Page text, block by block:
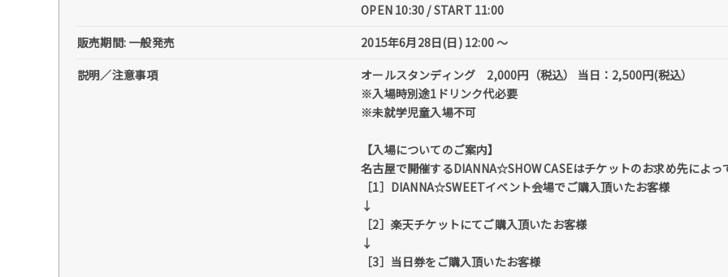
OPEN 10:30 / START 11:00
販売期間: 一般発売
2015年6月28日(日) 12:00 ～
説明／注意事項
オールスタンディング 2,000円（税込） 当日：2,500円(税込）
※入場時別途1ドリンク代必要
※未就学児童入場不可
【入場についてのご案内】
名古屋で開催するDIANNA☆SHOW CASEはチケットのお求め先によっ
［1］DIANNA☆SWEETイベント会場でご購入頂いたお客様
↓
［2］楽天チケットにてご購入頂いたお客様
↓
［3］当日券をご購入頂いたお客様